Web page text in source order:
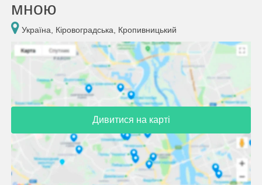
мною
Україна, Кіровоградська, Кропивницький
Дивитися на карті